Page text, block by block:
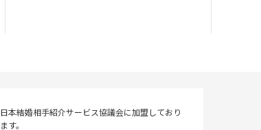
日本結婚相手紹介サービス協議会に加盟しており
ます。